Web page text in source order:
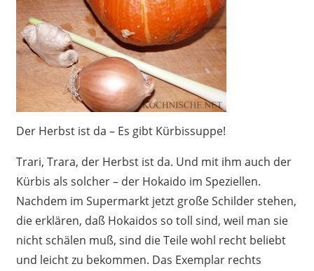
Der Herbst ist da – Es gibt Kürbissuppe!
Trari, Trara, der Herbst ist da. Und mit ihm auch der
Kürbis als solcher – der Hokaido im Speziellen.
Nachdem im Supermarkt jetzt große Schilder stehen,
die erklären, daß Hokaidos so toll sind, weil man sie
nicht schälen muß, sind die Teile wohl recht beliebt
und leicht zu bekommen. Das Exemplar rechts